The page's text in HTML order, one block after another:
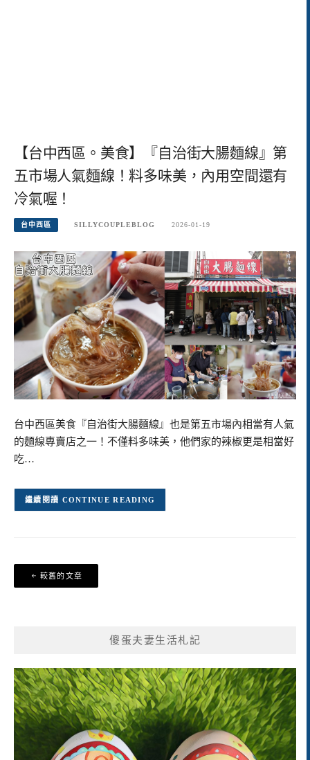
【台中西區。美食】『自治街大腸麵線』第
五市場人氣麵線！料多味美，內用空間還有
冷氣喔！
台中西區 SILLYCOUPLEBLOG 2026-01-19
台中西區美食『自治街大腸麵線』也是第五市場內相當有人氣
的麵線專賣店之一！不僅料多味美，他們家的辣椒更是相當好
吃…
CONTINUE READING
文
章
較舊的文章
傻蛋夫妻生活札記